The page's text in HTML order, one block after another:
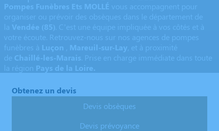
Pompes Funèbres Ets MOLLÉ vous accompagnent pour
organiser ou prévoir des obsèques dans le département de
la Vendée (85) . C’est une équipe impliquée à vos côtés et à
votre écoute. Retrouvez-nous sur nos agences de pompes
funèbres à Luçon Mareuil-sur-Lay et à proximité
de Chaillé-les-Marais . Prise en charge immédiate dans toute
la région Pays de la Loire.
Obtenez un devis
Devis obsèques
Devis prévoyance